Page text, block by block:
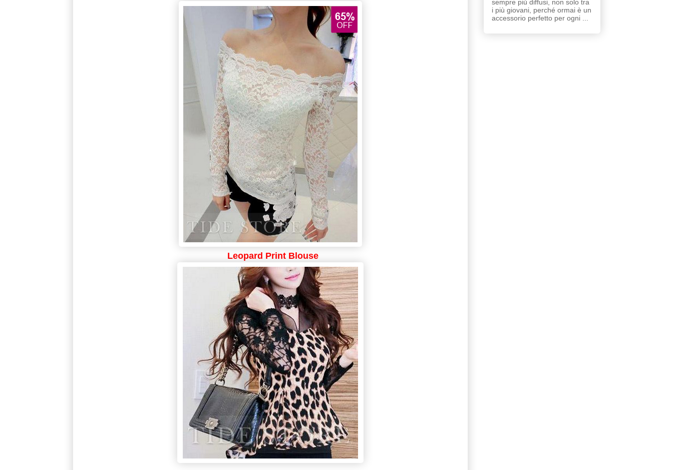
Leopard Print Blouse
sempre più diffusi, non solo tra
i più giovani, perché ormai è un
accessorio perfetto per ogni ...